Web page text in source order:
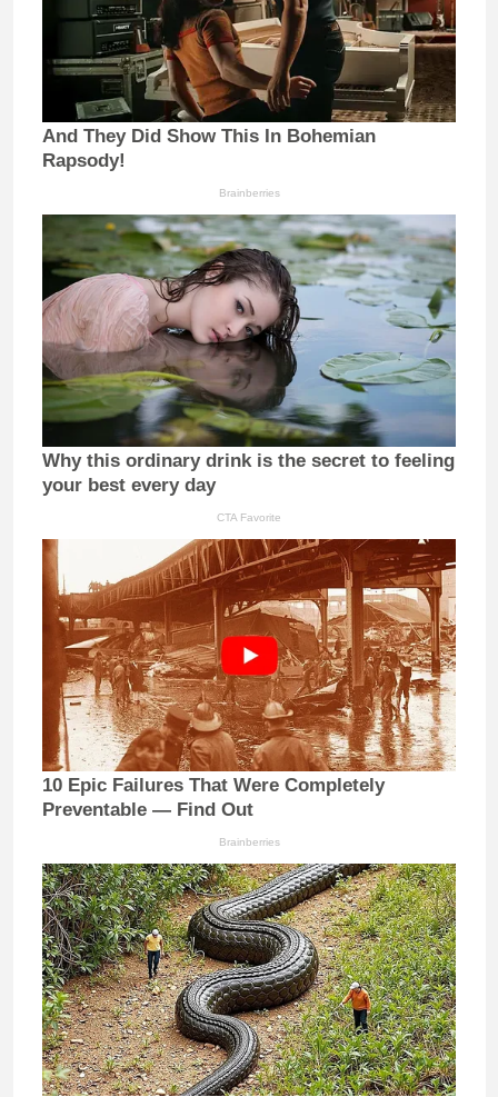
And They Did Show This In Bohemian
Rapsody!
Brainberries
Why this ordinary drink is the secret to feeling
your best every day
CTA Favorite
10 Epic Failures That Were Completely
Preventable — Find Out
Brainberries